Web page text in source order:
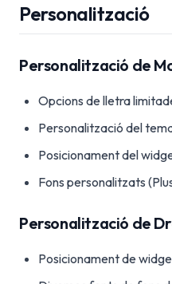
Personalització
Personalització de
Opcions de lletra
Personalització del
Posicionament del
Fons personalitzats
Personalització de
Posicionament de